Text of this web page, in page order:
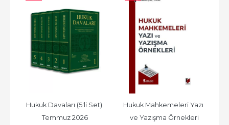
Hukuk Davaları (5'li Set)
Temmuz 2026
Hukuk Mahkemeleri Yazı
ve Yazışma Örnekleri